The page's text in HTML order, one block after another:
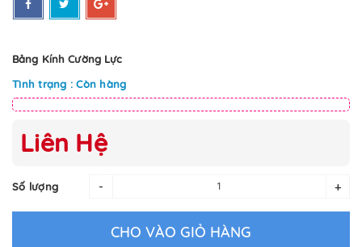
Bảng Kính Cường Lực
Tình trạng : Còn hàng
Liên Hệ
Số lượng - +
CHO VÀO GIỎ HÀNG